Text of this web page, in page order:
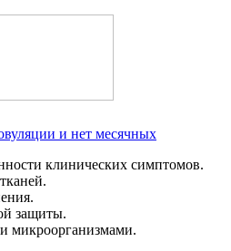
и нет месячных
клинических симптомов.
защиты.
микроорганизмами.